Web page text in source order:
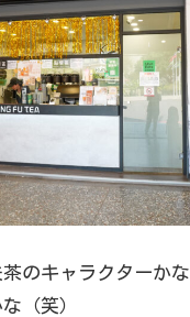
茶のキャラクターか
（笑）